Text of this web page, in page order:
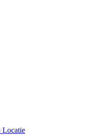
Locatie